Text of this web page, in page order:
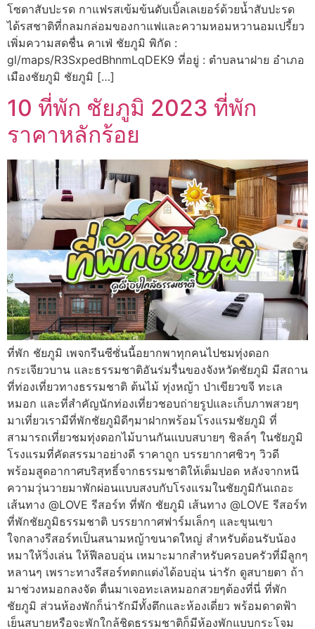
โซดาสับปะรด กาแฟรสเข้มข้นดับเบิ้ลเลเยอร์ด้วยน้ำสับปะรด
ได้รสชาติที่กลมกล่อมของกาแฟและความหอมหวานอมเปรี้ยว
เพิ่มความสดชื่น คาเฟ่ ชัยภูมิ พิกัด :
gl/maps/R3SxpedBhnmLqDEK9 ที่อยู่ : ตำบลนาฝาย อำเภอ
เมืองชัยภูมิ ชัยภูมิ […]
10 ที่พัก ชัยภูมิ 2023 ที่พัก
ราคาหลักร้อย
ที่พัก ชัยภูมิ เพจกรีนซีซั่นนี้อยากพาทุกคนไปชมทุ่งดอก
กระเจียวบาน และธรรมชาติอันร่มรื่นของจังหวัดชัยภูมิ มีสถาน
ที่ท่องเที่ยวทางธรรมชาติ ต้นไม้ ทุ่งหญ้า ป่าเขียวขจี ทะเล
หมอก และที่สำคัญนักท่องเที่ยวชอบถ่ายรูปและเก็บภาพสวยๆ
มาเที่ยวเรามีที่พักชัยภูมิดีๆมาฝากพร้อมโรงแรมชัยภูมิ ที่
สามารถเที่ยวชมทุ่งดอกไม้บานกันแบบสบายๆ ชิลล์ๆ ในชัยภูมิ
โรงแรมที่คัดสรรมาอย่างดี ราคาถูก บรรยากาศชิวๆ วิวดี
พร้อมสูดอากาศบริสุทธิ์จากธรรมชาติให้เต็มปอด หลังจากหนี
ความวุ่นวายมาพักผ่อนแบบสงบกับโรงแรมในชัยภูมิกันเถอะ
เส้นทาง @LOVE รีสอร์ท ที่พัก ชัยภูมิ เส้นทาง @LOVE รีสอร์ท
ที่พักชัยภูมิธรรมชาติ บรรยากาศฟาร์มเล็กๆ และขุนเขา
ใจกลางรีสอร์ทเป็นสนามหญ้าขนาดใหญ่ สำหรับต้อนรับน้อง
หมาให้วิ่งเล่น ให้ฟีลอบอุ่น เหมาะมากสำหรับครอบครัวที่มีลูกๆ
หลานๆ เพราะทางรีสอร์ทตกแต่งได้อบอุ่น น่ารัก ดูสบายตา ถ้า
มาช่วงหมอกลงจัด ตื่นมาเจอทะเลหมอกสวยๆต้องที่นี่ ที่พัก
ชัยภูมิ ส่วนห้องพักก็น่ารักมีทั้งตึกและห้องเดี่ยว พร้อมดาดฟ้า
เย็นสบายหรือจะพักใกล้ชิดธรรมชาติก็มีห้องพักแบบกระโจม